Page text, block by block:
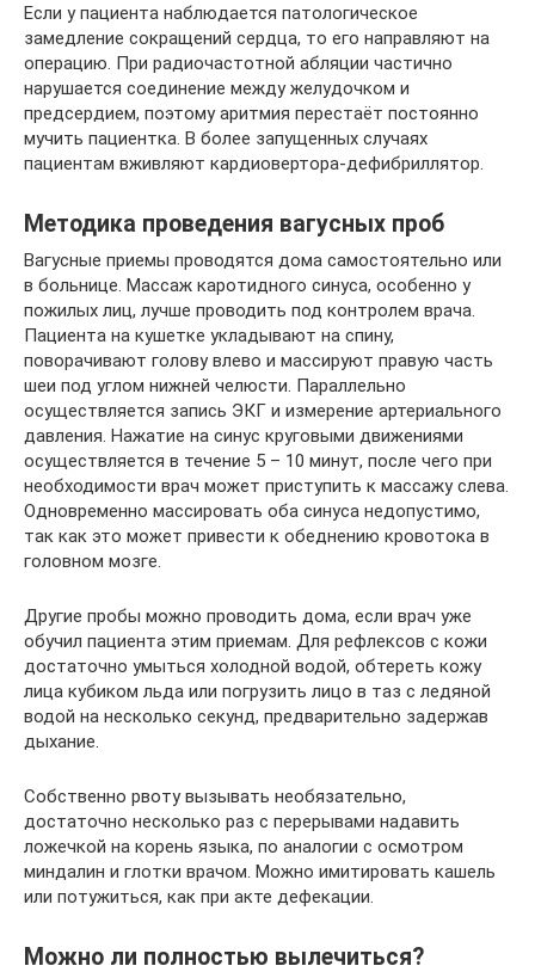
Если у пациента наблюдается патологическое
замедление сокращений сердца, то его направляют на
операцию. При радиочастотной абляции частично
нарушается соединение между желудочком и
предсердием, поэтому аритмия перестаёт постоянно
мучить пациентка. В более запущенных случаях
пациентам вживляют кардиовертора-дефибриллятор.
Методика проведения вагусных проб
Вагусные приемы проводятся дома самостоятельно или
в больнице. Массаж каротидного синуса, особенно у
пожилых лиц, лучше проводить под контролем врача.
Пациента на кушетке укладывают на спину,
поворачивают голову влево и массируют правую часть
шеи под углом нижней челюсти. Параллельно
осуществляется запись ЭКГ и измерение артериального
давления. Нажатие на синус круговыми движениями
осуществляется в течение 5 – 10 минут, после чего при
необходимости врач может приступить к массажу слева.
Одновременно массировать оба синуса недопустимо,
так как это может привести к обеднению кровотока в
головном мозге.
Другие пробы можно проводить дома, если врач уже
обучил пациента этим приемам. Для рефлексов с кожи
достаточно умыться холодной водой, обтереть кожу
лица кубиком льда или погрузить лицо в таз с ледяной
водой на несколько секунд, предварительно задержав
дыхание.
Собственно рвоту вызывать необязательно,
достаточно несколько раз с перерывами надавить
ложечкой на корень языка, по аналогии с осмотром
миндалин и глотки врачом. Можно имитировать кашель
или потужиться, как при акте дефекации.
Можно ли полностью вылечиться?